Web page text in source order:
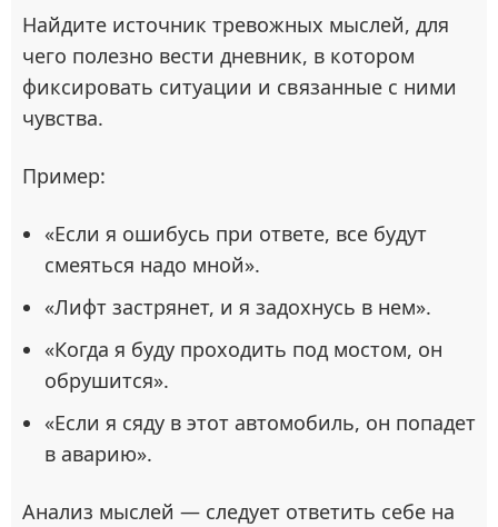
Найдите источник тревожных мыслей, для
чего полезно вести дневник, в котором
фиксировать ситуации и связанные с ними
чувства.
Пример:
«Если я ошибусь при ответе, все будут
смеяться надо мной».
«Лифт застрянет, и я задохнусь в нем».
«Когда я буду проходить под мостом, он
обрушится».
«Если я сяду в этот автомобиль, он попадет
в аварию».
Анализ мыслей — следует ответить себе на